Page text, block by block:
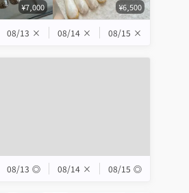
¥7,000 ¥6,500
08/13 × 08/14 × 08/15 ×
08/13 ◎ 08/14 × 08/15 ◎